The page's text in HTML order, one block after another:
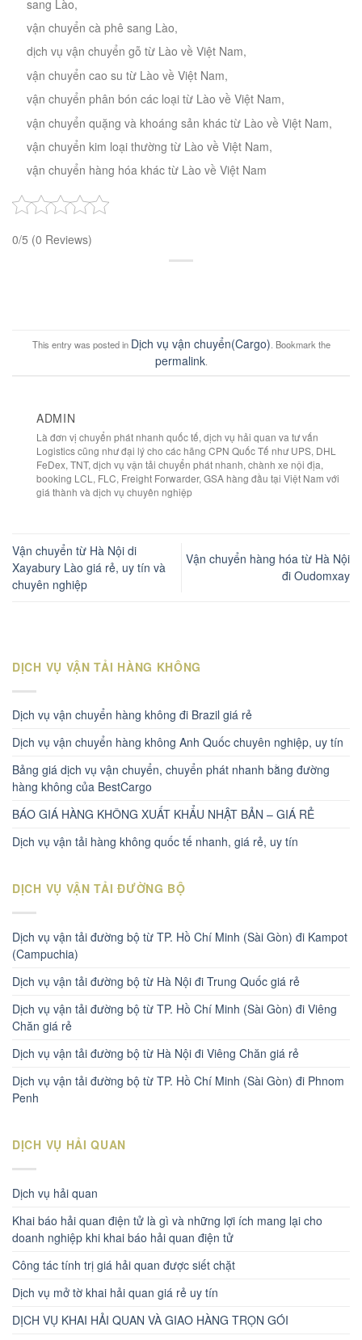
sang Lào,
vận chuyển cà phê sang Lào,
dịch vụ vận chuyển gỗ từ Lào về Việt Nam,
vận chuyển cao su từ Lào về Việt Nam,
vận chuyển phân bón các loại từ Lào về Việt Nam,
vận chuyển quặng và khoáng sản khác từ Lào về Việt Nam,
vận chuyển kim loại thường từ Lào về Việt Nam,
vận chuyển hàng hóa khác từ Lào về Việt Nam
0/5 (0 Reviews)
This entry was posted in Dịch vụ vận chuyển(Cargo) . Bookmark the
permalink.
ADMIN
Là đơn vị chuyển phát nhanh quốc tế, dịch vụ hải quan va tư vấn
Logistics cũng như đại lý cho các hãng CPN Quốc Tế như UPS, DHL
FeDex, TNT, dịch vụ vận tải chuyển phát nhanh, chành xe nội địa,
booking LCL, FLC, Freight Forwarder, GSA hàng đầu tại Việt Nam với
giá thành và dịch vụ chuyên nghiệp
Vận chuyển từ Hà Nội di
Xayabury Lào giá rẻ, uy tín và
chuyên nghiệp
Vận chuyển hàng hóa từ Hà Nội
đi Oudomxay
DỊCH VỤ VẬN TẢI HÀNG KHÔNG
Dịch vụ vận chuyển hàng không đi Brazil giá rẻ
Dịch vụ vận chuyển hàng không Anh Quốc chuyên nghiệp, uy tín
Bảng giá dịch vụ vận chuyển, chuyển phát nhanh bằng đường
hàng không của BestCargo
BÁO GIÁ HÀNG KHÔNG XUẤT KHẨU NHẬT BẢN – GIÁ RẺ
Dịch vụ vận tải hàng không quốc tế nhanh, giá rẻ, uy tín
DỊCH VỤ VẬN TẢI ĐƯỜNG BỘ
Dịch vụ vận tải đường bộ từ TP. Hồ Chí Minh (Sài Gòn) đi Kampot
(Campuchia)
Dịch vụ vận tải đường bộ từ Hà Nội đi Trung Quốc giá rẻ
Dịch vụ vận tải đường bộ từ TP. Hồ Chí Minh (Sài Gòn) đi Viêng
Chăn giá rẻ
Dịch vụ vận tải đường bộ từ Hà Nội đi Viêng Chăn giá rẻ
Dịch vụ vận tải đường bộ từ TP. Hồ Chí Minh (Sài Gòn) đi Phnom
Penh
DỊCH VỤ HẢI QUAN
Dịch vụ hải quan
Khai báo hải quan điện tử là gì và những lợi ích mang lại cho
doanh nghiệp khi khai báo hải quan điện tử
Công tác tính trị giá hải quan được siết chặt
Dịch vụ mở tờ khai hải quan giá rẻ uy tín
DỊCH VỤ KHAI HẢI QUAN VÀ GIAO HÀNG TRỌN GÓI